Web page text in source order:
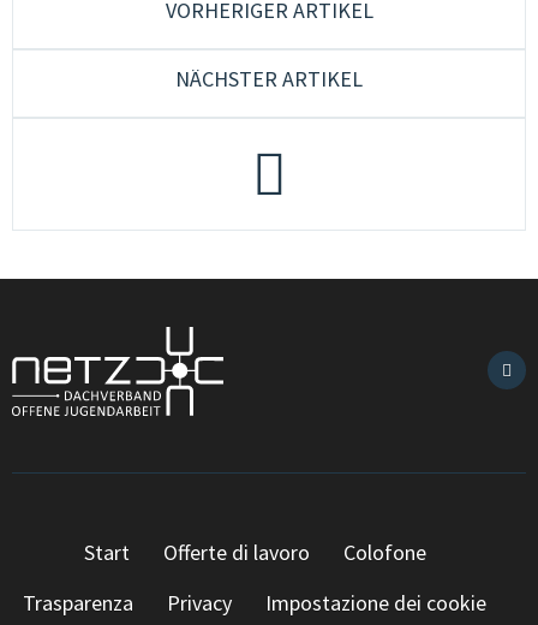
VORHERIGER ARTIKEL
NÄCHSTER ARTIKEL
Start Offerte di lavoro
Colofone
Trasparenza
Privacy Impostazione dei cookie